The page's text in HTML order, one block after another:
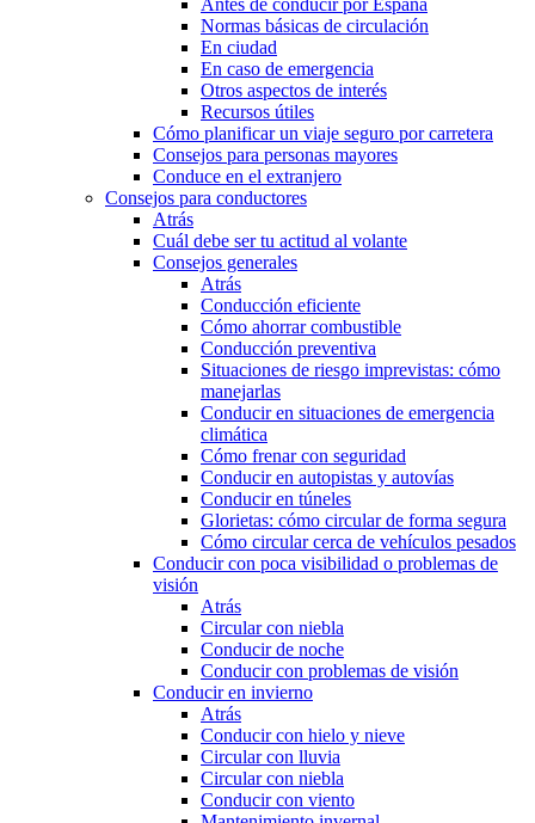
Antes de conducir por España
Normas básicas de circulación
En ciudad
En caso de emergencia
Otros aspectos de interés
Recursos útiles
Cómo planificar un viaje seguro por carretera
Consejos para personas mayores
Conduce en el extranjero
Consejos para conductores
Atrás
Cuál debe ser tu actitud al volante
Consejos generales
Atrás
Conducción eficiente
Cómo ahorrar combustible
Conducción preventiva
Situaciones de riesgo imprevistas: cómo
manejarlas
Conducir en situaciones de emergencia
climática
Cómo frenar con seguridad
Conducir en autopistas y autovías
Conducir en túneles
Glorietas: cómo circular de forma segura
Cómo circular cerca de vehículos pesados
Conducir con poca visibilidad o problemas de
visión
Atrás
Circular con niebla
Conducir de noche
Conducir con problemas de visión
Conducir en invierno
Atrás
Conducir con hielo y nieve
Circular con lluvia
Circular con niebla
Conducir con viento